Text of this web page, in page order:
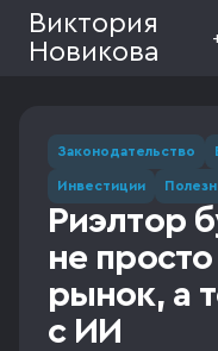
Виктория
Новикова
Законодательство
Инвестиции
Риэлтор
не просто
рынок, а
с ИИ